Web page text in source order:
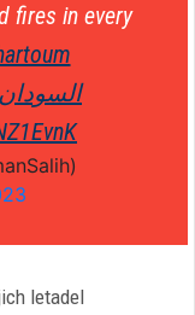
fires in every
#السودان
letadel